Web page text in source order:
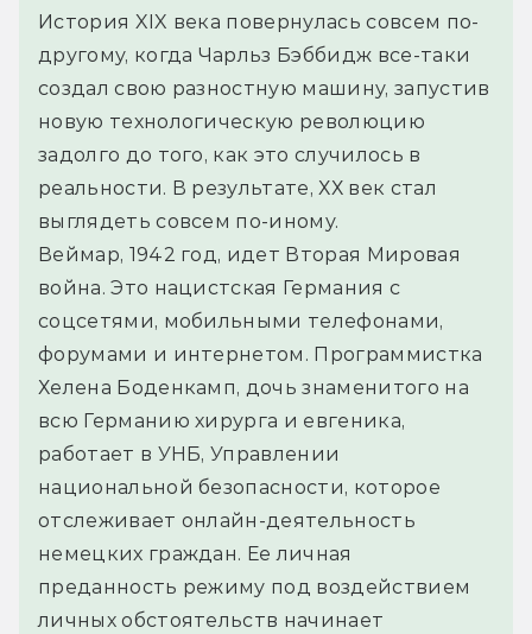
История XIX века повернулась совсем по-
другому, когда Чарльз Бэббидж все-таки
создал свою разностную машину, запустив
новую технологическую революцию
задолго до того, как это случилось в
реальности. В результате, ХХ век стал
выглядеть совсем по-иному.
Веймар, 1942 год, идет Вторая Мировая
война. Это нацистская Германия с
соцсетями, мобильными телефонами,
форумами и интернетом. Программистка
Хелена Боденкамп, дочь знаменитого на
всю Германию хирурга и евгеника,
работает в УНБ, Управлении
национальной безопасности, которое
отслеживает онлайн-деятельность
немецких граждан. Ее личная
преданность режиму под воздействием
личных обстоятельств начинает